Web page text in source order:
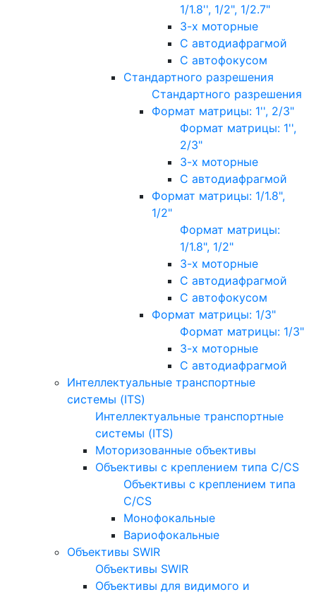
1/1.8'', 1/2", 1/2.7"
3-х моторные
С автодиафрагмой
С автофокусом
Стандартного разрешения
Стандартного разрешения
Формат матрицы: 1'', 2/3"
Формат матрицы: 1'',
2/3"
3-х моторные
С автодиафрагмой
Формат матрицы: 1/1.8",
1/2"
Формат матрицы:
1/1.8", 1/2"
3-х моторные
С автодиафрагмой
С автофокусом
Формат матрицы: 1/3"
Формат матрицы: 1/3"
3-х моторные
С автодиафрагмой
Интеллектуальные транспортные
системы (ITS)
Интеллектуальные транспортные
системы (ITS)
Моторизованные объективы
Объективы с креплением типа C/CS
Объективы с креплением типа
C/CS
Монофокальные
Вариофокальные
Объективы SWIR
Объективы SWIR
Объективы для видимого и